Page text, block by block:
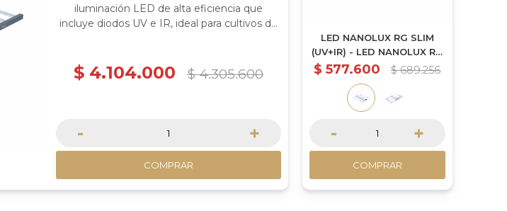
iluminación LED de alta eficiencia que
incluye diodos UV e IR, ideal para cultivos de
$ 4.104.000 $ 4.305.600
- +
COMPRAR
LED NANOLUX RG SLIM
(UV+IR) - LED NANOLUX RG
150W SLIM (UV+IR)
$ 577.600 $ 689.256
- +
COMPRAR